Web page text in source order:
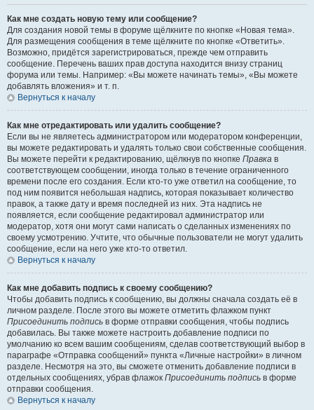
Как мне создать новую тему или сообщение?
Для создания новой темы в форуме щёлкните по кнопке «Новая тема».
Для размещения сообщения в теме щёлкните по кнопке «Ответить».
Возможно, придётся зарегистрироваться, прежде чем отправить
сообщение. Перечень ваших прав доступа находится внизу страниц
форума или темы. Например: «Вы можете начинать темы», «Вы можете
добавлять вложения» и т. п.
Вернуться к началу
Как мне отредактировать или удалить сообщение?
Если вы не являетесь администратором или модератором конференции,
вы можете редактировать и удалять только свои собственные сообщения.
Вы можете перейти к редактированию, щёлкнув по кнопке Правка в
соответствующем сообщении, иногда только в течение ограниченного
времени после его создания. Если кто-то уже ответил на сообщение, то
под ним появится небольшая надпись, которая показывает количество
правок, а также дату и время последней из них. Эта надпись не
появляется, если сообщение редактировал администратор или
модератор, хотя они могут сами написать о сделанных изменениях по
своему усмотрению. Учтите, что обычные пользователи не могут удалить
сообщение, если на него уже кто-то ответил.
Вернуться к началу
Как мне добавить подпись к своему сообщению?
Чтобы добавить подпись к сообщению, вы должны сначала создать её в
личном разделе. После этого вы можете отметить флажком пункт
Присоединить подпись в форме отправки сообщения, чтобы подпись
добавилась. Вы также можете настроить добавление подписи по
умолчанию ко всем вашим сообщениям, сделав соответствующий выбор в
параграфе «Отправка сообщений» пункта «Личные настройки» в личном
разделе. Несмотря на это, вы сможете отменить добавление подписи в
отдельных сообщениях, убрав флажок Присоединить подпись в форме
отправки сообщения.
Вернуться к началу